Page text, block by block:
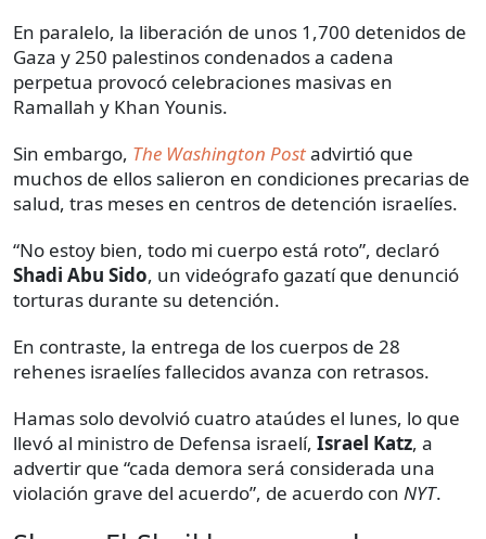
En paralelo, la liberación de unos 1,700 detenidos de
Gaza y 250 palestinos condenados a cadena
perpetua provocó celebraciones masivas en
Ramallah y Khan Younis.
Sin embargo, The Washington Postadvirtió que
muchos de ellos salieron en condiciones precarias de
salud, tras meses en centros de detención israelíes.
“No estoy bien, todo mi cuerpo está roto”, declaró
Shadi Abu Sido, un videógrafo gazatí que denunció
torturas durante su detención.
En contraste, la entrega de los cuerpos de 28
rehenes israelíes fallecidos avanza con retrasos.
Hamas solo devolvió cuatro ataúdes el lunes, lo que
llevó al ministro de Defensa israelí, Israel Katz, a
advertir que “cada demora será considerada una
violación grave del acuerdo”, de acuerdo con NYT.